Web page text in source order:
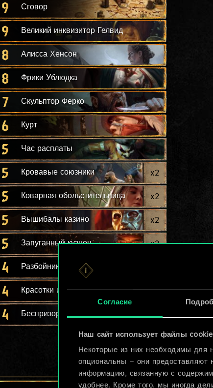
Согласие
Наш сайт использует файлы cookie
Некоторые из них необходимы для
опциональны — они предоставляют
информацию, связанную с
удобнее. Кроме того, мы иногда
9 Сговор
9 Великий инквизитор Гелвид
8 Алисса Хенсон
8 Фрики Ублюдка
7 Скульптор Ферко
6 Курт
5 Час расплаты
5 Кровавые союзники x2
5 Коварная обольстительница x2
5 Вышибалы казино x2
5 Запуганный кузнец x2
4 Разбойники с каналов
4 Красотки из «Пассифлоры» x2
4 Беспризорники x2